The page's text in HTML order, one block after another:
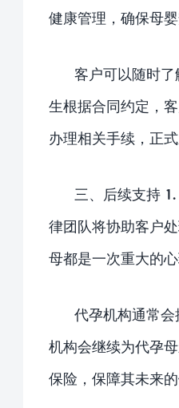
健康管理，确保母婴
客户可以随时
生根据合同约定，
办理相关手续，正
三、后续支持
律团队将协助客户
母都是一次重大的心
代孕机构通常
机构会继续为代孕
保险，保障其未来的